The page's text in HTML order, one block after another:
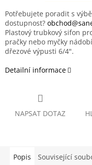
Potřebujete poradit s
dostupnost?
Plastový trubkový sifon
pračky nebo myčky
dřezové výpusti 6/4".
Detailní informace
NAPSAT DOTAZ
Popis Související